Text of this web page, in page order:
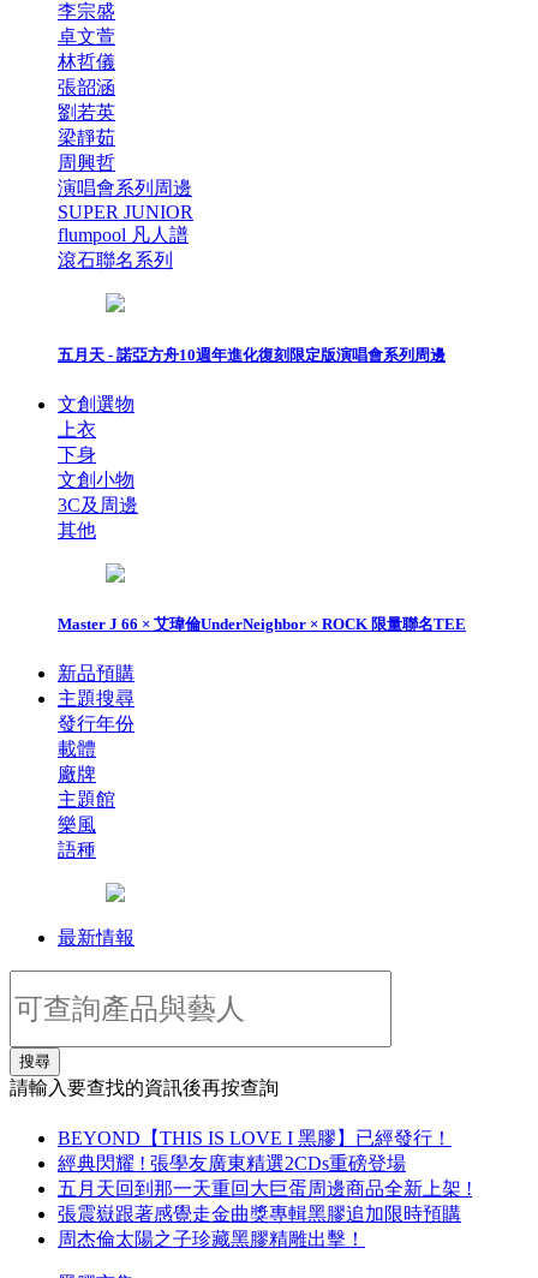
李宗盛
卓文萱
林哲儀
張韶涵
劉若英
梁靜茹
周興哲
演唱會系列周邊
SUPER JUNIOR
flumpool 凡人譜
滾石聯名系列
五月天 - 諾亞方舟10週年進化復刻限定版演唱會系列周邊
文創選物
上衣
下身
文創小物
3C及周邊
其他
Master J 66 × 艾瑋倫UnderNeighbor × ROCK 限量聯名TEE
新品預購
主題搜尋
發行年份
載體
廠牌
主題館
樂風
語種
最新情報
搜尋
請輸入要查找的資訊後再按查詢
BEYOND【THIS IS LOVE I 黑膠】已經發行！
經典閃耀 ! 張學友廣東精選2CDs重磅登場
五月天回到那一天重回大巨蛋周邊商品全新上架 !
張震嶽跟著感覺走金曲獎專輯黑膠追加限時預購
周杰倫太陽之子珍藏黑膠精雕出擊！